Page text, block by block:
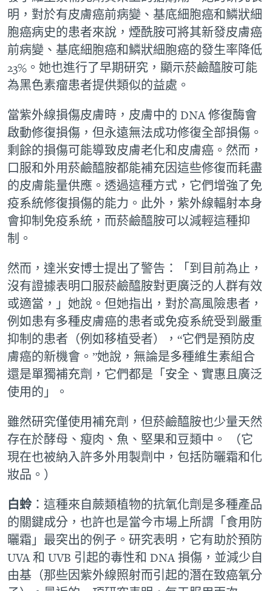
明，對於有皮膚癌前病變、基底細胞癌和鱗狀細
胞癌病史的患者來說，煙酰胺可將其新發皮膚癌
前病變、基底細胞癌和鱗狀細胞癌的發生率降低
23%。她也進行了早期研究，顯示菸鹼醯胺可能
為黑色素瘤患者提供類似的益處。
當紫外線損傷皮膚時，皮膚中的 DNA 修復酶會
啟動修復損傷，但永遠無法成功修復全部損傷。
剩餘的損傷可能導致皮膚老化和皮膚癌。然而，
口服和外用菸鹼醯胺都能補充因這些修復而耗盡
的皮膚能量供應。透過這種方式，它們增強了免
疫系統修復損傷的能力。此外，紫外線輻射本身
會抑制免疫系統，而菸鹼醯胺可以減輕這種抑
制。
然而，達米安博士提出了警告：「到目前為止，
沒有證據表明口服菸鹼醯胺對更廣泛的人群有效
或適當，」她說。但她指出，對於高風險患者，
例如患有多種皮膚癌的患者或免疫系統受到嚴重
抑制的患者（例如移植受者），“它們是預防皮
膚癌的新機會。”她說，無論是多種維生素組合
還是單獨補充劑，它們都是「安全、實惠且廣泛
使用的」。
雖然研究僅使用補充劑，但菸鹼醯胺也少量天然
存在於酵母、瘦肉、魚、堅果和豆類中。 （它
現在也被納入許多外用製劑中，包括防曬霜和化
妝品。）
白蛉：這種來自蕨類植物的抗氧化劑是多種產品
的關鍵成分，也許也是當今市場上所謂「食用防
曬霜」最突出的例子。研究表明，它有助於預防
UVA 和 UVB 引起的毒性和 DNA 損傷，並減少自
由基（那些因紫外線照射而引起的潛在致癌氧分